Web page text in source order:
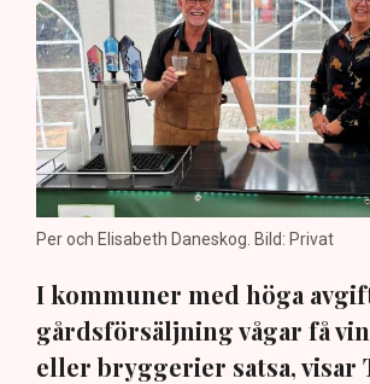
Per och Elisabeth Daneskog. Bild: Privat
I kommuner med höga
gårdsförsäljning vågar få
eller bryggerier satsa, visar